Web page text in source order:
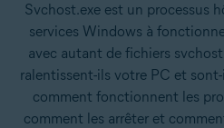
Svchost.exe est un processus
services Windows à
avec autant de fichiers
ralentissent-ils votre PC et
comment fonctionnent les
comment les arrêter et